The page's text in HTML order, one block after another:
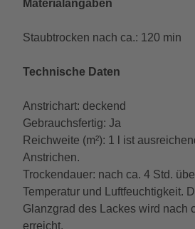
Materialangaben
Staubtrocken nach ca.: 120 min
Technische Daten
Anstrichart: deckend
Gebrauchsfertig: Ja
Reichweite (m²): 1 l ist
Anstrichen.
Trockendauer: nach ca. 4 Std.
Temperatur und Luftfeuchtigkeit.
Glanzgrad des Lackes wird nach
erreicht.